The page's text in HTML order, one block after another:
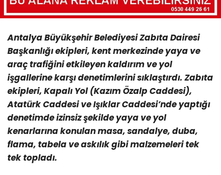
Antalya Büyükşehir Belediyesi Zabıta Dairesi
Başkanlığı ekipleri, kent merkezinde yaya ve
araç trafiğini etkileyen kaldırım ve yol
işgallerine karşı denetimlerini sıklaştırdı. Zabıta
ekipleri, Kapalı Yol (Kazım Özalp Caddesi),
Atatürk Caddesi ve Işıklar Caddesi’nde yaptığı
denetimde izinsiz şekilde yaya ve yol
kenarlarına konulan masa, sandalye, duba,
flama, tabela ve askılık gibi malzemeleri tek
tek topladı.